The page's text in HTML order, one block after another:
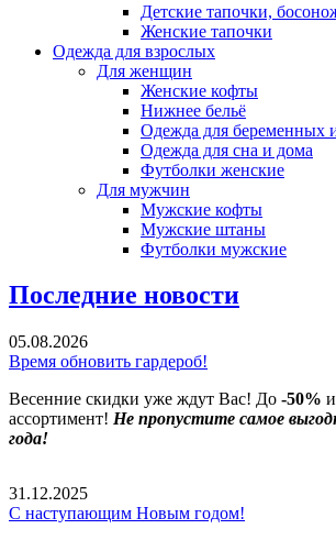
Детские тапочки,
Женские тапочки
Одежда для взрослых
Для женщин
Женские кофты
Нижнее бельё
Одежда для беременных
Одежда для сна и дома
Футболки женские
Для мужчин
Мужские кофты
Мужские штаны
Футболки мужские
Последние новости
05.08.2026
Время обновить гардероб!
Весенние скидки уже ждут Вас! До -50%
ассортимент! Не пропустите самое
года!
31.12.2025
С наступающим Новым годом!